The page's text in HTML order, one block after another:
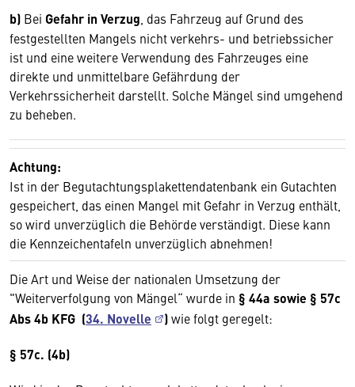
b) Bei Gefahr in Verzug , das Fahrzeug auf Grund des
festgestellten Mangels nicht verkehrs- und betriebssicher
ist und eine weitere Verwendung des Fahrzeuges eine
direkte und unmittelbare Gefährdung der
Verkehrssicherheit darstellt. Solche Mängel sind umgehend
zu beheben.
Achtung:
Ist in der Begutachtungsplakettendatenbank ein Gutachten
gespeichert, das einen Mangel mit Gefahr in Verzug enthält,
so wird unverzüglich die Behörde verständigt. Diese kann
die Kennzeichentafeln unverzüglich abnehmen!
Die Art und Weise der nationalen Umsetzung der
"Weiterverfolgung von Mängel“ wurde in § 44a sowie § 57c
Abs 4b KFG (34. Novelle )wie folgt geregelt:
§ 57c. (4b)